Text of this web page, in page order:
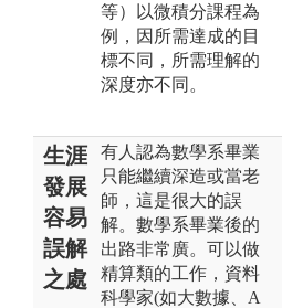
等）以微積分課程為
例，因所需達成的目
標不同，所需理解的
深度亦不同。
生涯
發展
容易
誤解
之處
有人認為數學系畢業
只能繼續深造或當老
師，這是很大的誤
解。數學系畢業後的
出路非常廣。可以做
精算類的工作，資料
科學家(如大數據、A